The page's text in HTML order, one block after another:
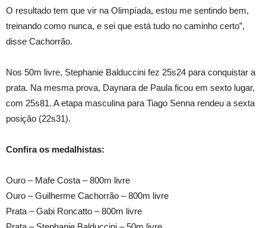
O resultado tem que vir na Olimpíada, estou me sentindo bem,
treinando como nunca, e sei que está tudo no caminho certo”,
disse Cachorrão.
Nos 50m livre, Stephanie Balduccini fez 25s24 para conquistar a
prata. Na mesma prova, Daynara de Paula ficou em sexto lugar,
com 25s81. A etapa masculina para Tiago Senna rendeu a sexta
posição (22s31).
Confira os medalhistas:
Ouro – Mafe Costa – 800m livre
Ouro – Guilherme Cachorrão – 800m livre
Prata – Gabi Roncatto – 800m livre